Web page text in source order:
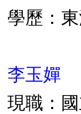
學歷：
李玉嬋
現職：